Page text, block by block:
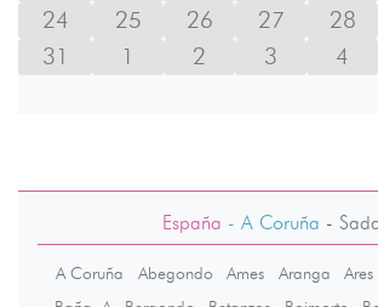
24
25 26 27 28
31
1 2 3 4
España - A Coruña -
A Coruña Abegondo Ames Aranga Ares